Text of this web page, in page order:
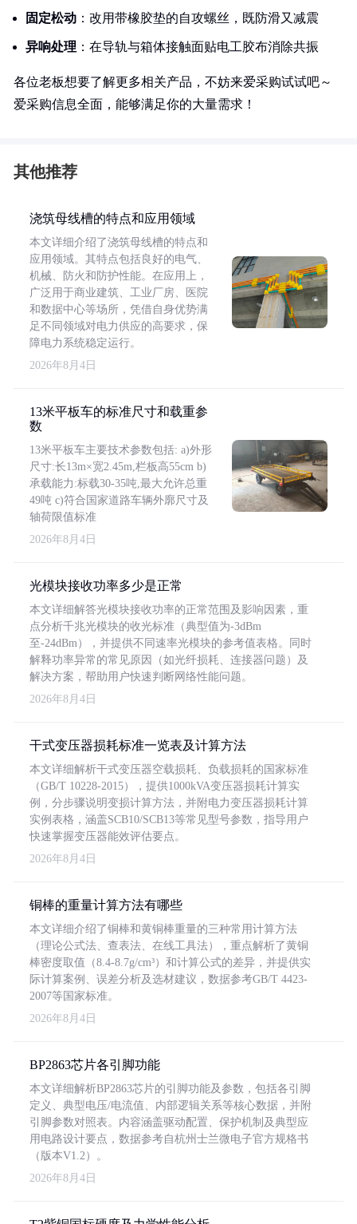
固定松动 ：改用带橡胶垫的自攻螺丝，既防滑又减震
异响处理 ：在导轨与箱体接触面贴电工胶布消除共振
各位老板想要了解更多相关产品，不妨来爱采购试试吧～
爱采购信息全面，能够满足你的大量需求！
其他推荐
浇筑母线槽的特点和应用领域
本文详细介绍了浇筑母线槽的特点和
应用领域。其特点包括良好的电气、
机械、防火和防护性能。在应用上，
广泛用于商业建筑、工业厂房、医院
和数据中心等场所，凭借自身优势满
足不同领域对电力供应的高要求，保
障电力系统稳定运行。
2026年8月4日
13米平板车的标准尺寸和载重参
数
13米平板车主要技术参数包括: a)外形
尺寸:长13m×宽2.45m,栏板高55cm b)
承载能力:标载30-35吨,最大允许总重
49吨 c)符合国家道路车辆外廓尺寸及
轴荷限值标准
2026年8月4日
光模块接收功率多少是正常
本文详细解答光模块接收功率的正常范围及影响因素，重
点分析千兆光模块的收光标准（典型值为-3dBm
至-24dBm），并提供不同速率光模块的参考值表格。同时
解释功率异常的常见原因（如光纤损耗、连接器问题）及
解决方案，帮助用户快速判断网络性能问题。
2026年8月4日
干式变压器损耗标准一览表及计算方法
本文详细解析干式变压器空载损耗、负载损耗的国家标准
（GB/T 10228-2015），提供1000kVA变压器损耗计算实
例，分步骤说明变损计算方法，并附电力变压器损耗计算
实例表格，涵盖SCB10/SCB13等常见型号参数，指导用户
快速掌握变压器能效评估要点。
2026年8月4日
铜棒的重量计算方法有哪些
本文详细介绍了铜棒和黄铜棒重量的三种常用计算方法
（理论公式法、查表法、在线工具法），重点解析了黄铜
棒密度取值（8.4-8.7g/cm³）和计算公式的差异，并提供实
际计算案例、误差分析及选材建议，数据参考GB/T 4423-
2007等国家标准。
2026年8月4日
BP2863芯片各引脚功能
本文详细解析BP2863芯片的引脚功能及参数，包括各引脚
定义、典型电压/电流值、内部逻辑关系等核心数据，并附
引脚参数对照表。内容涵盖驱动配置、保护机制及典型应
用电路设计要点，数据参考自杭州士兰微电子官方规格书
（版本V1.2）。
2026年8月4日